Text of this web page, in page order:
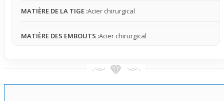
quotidien, il sait se faire discret tout en affirmant un côté
veulent une touche personnelle facile à porter, sans gêne,
MATIÈRE DE LA TIGE :Acier chirurgical
MATIÈRE DES EMBOUTS :Acier chirurgical